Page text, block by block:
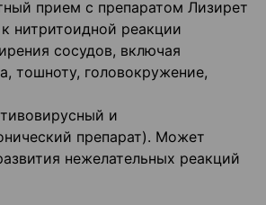
прием с препаратом Лизирет
нитритоидной реакции
сосудов, включая
тошноту, головокружение,
и
препарат). Может
нежелательных реакций